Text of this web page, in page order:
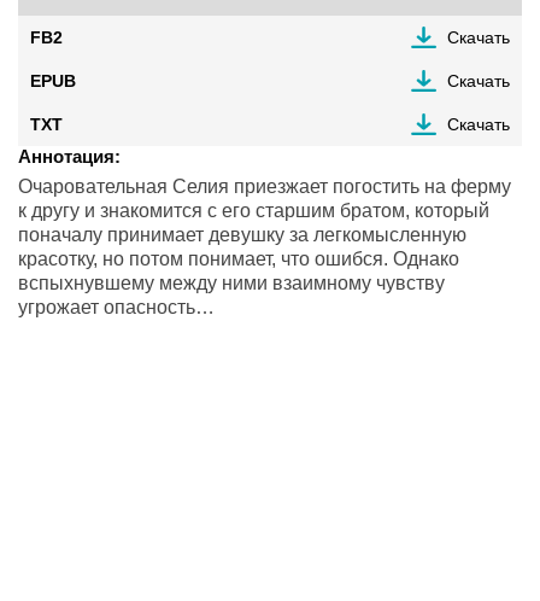
FB2 Скачать
EPUB Скачать
TXT Скачать
Аннотация:
Очаровательная Селия приезжает погостить на ферму
к другу и знакомится с его старшим братом, который
поначалу принимает девушку за легкомысленную
красотку, но потом понимает, что ошибся. Однако
вспыхнувшему между ними взаимному чувству
угрожает опасность…